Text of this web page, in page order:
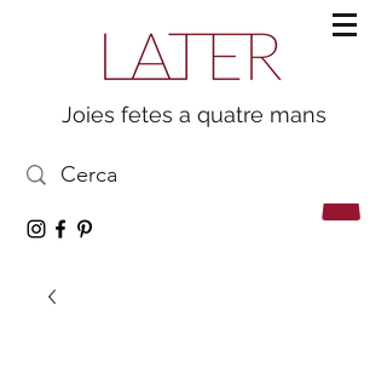
Joies fetes a quatre mans